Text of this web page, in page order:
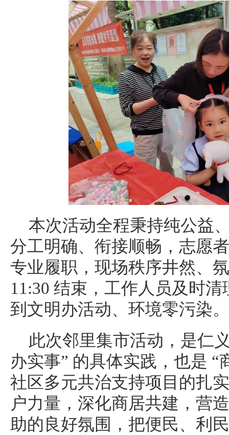
本次活动全程秉持纯公益
分工明确、衔接顺畅，志愿
专业履职，现场秩序井然、
11:30 结束，工作人员及时
到文明办活动、环境零污染。
此次邻里集市活动，是仁
办实事” 的具体实践，也是 “
社区多元共治支持项目的扎
户力量，深化商居共建，营
助的良好氛围，把便民、利